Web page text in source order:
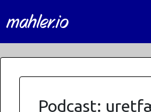
mahler.io
Podcast: